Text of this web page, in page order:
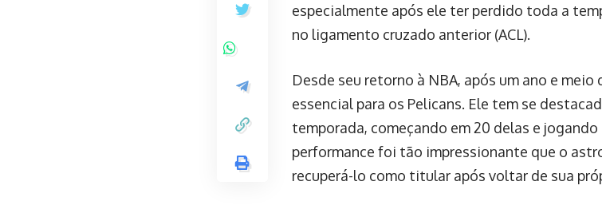
especialmente após ele ter perdido toda a
no ligamento cruzado anterior (ACL).
Desde seu retorno à NBA, após um ano e meio
essencial para os Pelicans. Ele tem se
temporada, começando em 20 delas e
performance foi tão impressionante que o
recuperá-lo como titular após voltar de sua